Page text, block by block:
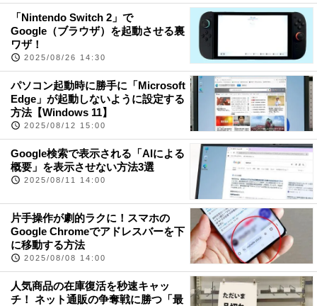
「Nintendo Switch 2」で
Google（ブラウザ）を起動させる裏
ワザ！
2025/08/26 14:30
パソコン起動時に勝手に「Microsoft
Edge」が起動しないように設定する
方法【Windows 11】
2025/08/12 15:00
Google検索で表示される「AIによる
概要」を表示させない方法3選
2025/08/11 14:00
片手操作が劇的ラクに！スマホの
Google Chromeでアドレスバーを下
に移動する方法
2025/08/08 14:00
人気商品の在庫復活を秒速キャッ
チ！ ネット通販の争奪戦に勝つ「最